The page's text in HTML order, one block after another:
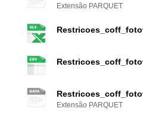
Extensão PARQUET
Extensão PARQUET